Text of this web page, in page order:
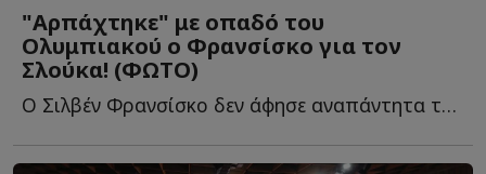
"Αρπάχτηκε" με οπαδό του
Ολυμπιακού ο Φρανσίσκο για τον
Σλούκα! (ΦΩΤΟ)
Ο Σιλβέν Φρανσίσκο δεν άφησε αναπάντητα τα όσα έγραψε φ...